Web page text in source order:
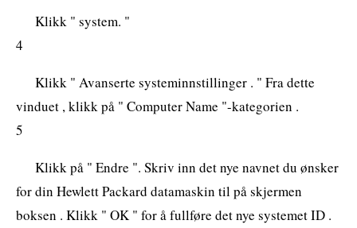
Klikk " system. "
4
Klikk " Avanserte systeminnstillinger . " Fra dette
vinduet , klikk på " Computer Name "-kategorien .
5
Klikk på " Endre ". Skriv inn det nye navnet du ønsker
for din Hewlett Packard datamaskin til på skjermen
boksen . Klikk " OK " for å fullføre det nye systemet ID .